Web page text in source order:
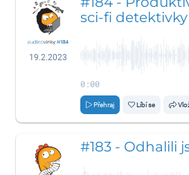
19.2.2023
sci-fi detektivky
0:00
Přehraj Líbí se
#183 - Odhalili